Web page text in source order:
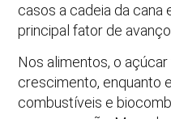
casos a cadeia da
principal fator de avanço.
Nos alimentos, o
crescimento, enquanto
combustíveis e